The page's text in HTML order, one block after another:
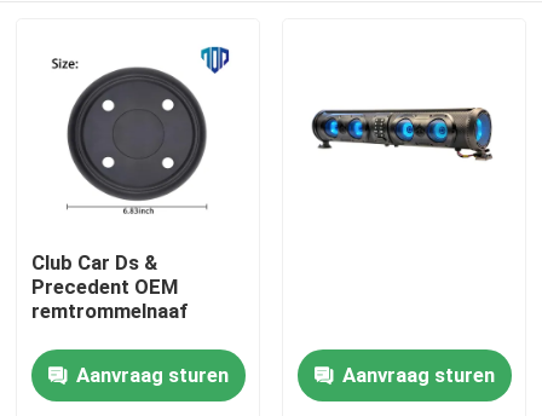
Huis
Producten
Club Car Ds &
Precedent OEM
remtrommelnaaf
Aanvraag sturen Aanvraag sturen